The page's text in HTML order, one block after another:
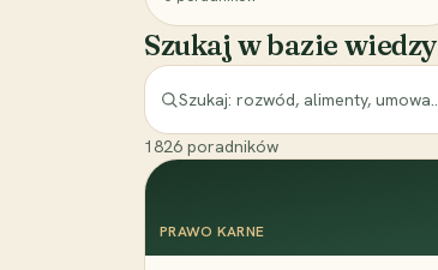
Szukaj w bazie wiedzy
1826 poradników
PRAWO KARNE